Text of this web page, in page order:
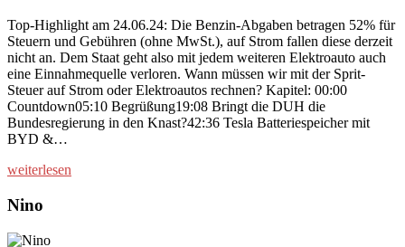
Top-Highlight am 24.06.24: Die Benzin-Abgaben betragen 52% für
Steuern und Gebühren (ohne MwSt.), auf Strom fallen diese derzeit
nicht an. Dem Staat geht also mit jedem weiteren Elektroauto auch
eine Einnahmequelle verloren. Wann müssen wir mit der Sprit-
Steuer auf Strom oder Elektroautos rechnen? Kapitel: 00:00
Countdown05:10 Begrüßung19:08 Bringt die DUH die
Bundesregierung in den Knast?42:36 Tesla Batteriespeicher mit
BYD &…
weiterlesen
Nino